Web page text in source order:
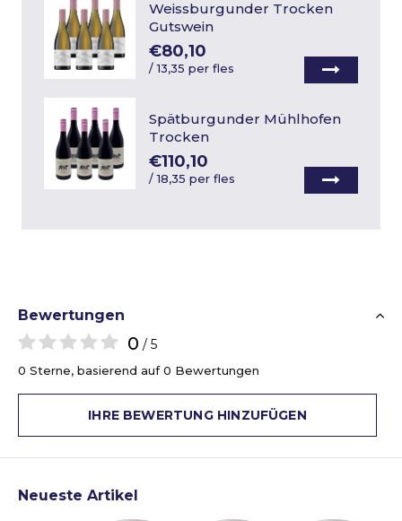
Weissburgunder Trocken
Gutswein
€80,10
/13,35 per fles
Spätburgunder Mühlhofen
Trocken
€110,10
/18,35 per fles
Bewertungen
0 / 5
0 Sterne, basierend auf 0 Bewertungen
IHRE BEWERTUNG HINZUFÜGEN
Neueste Artikel